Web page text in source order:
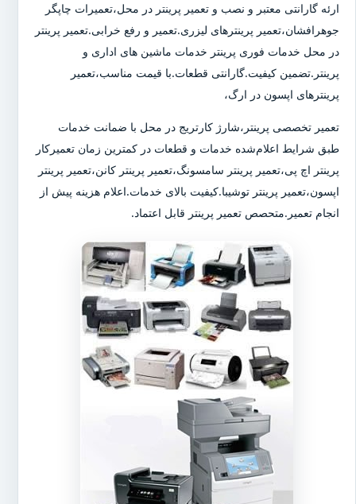
ارئه گارانتی معتبر و نصب و تعمیر پرینتر در محل،تعمیرات چاپگر
جوهرافشان،تعمیر پرینترهای لیزری.تعمیر و رفع خرابی.تعمیر پرینتر
در محل خدمات فوری پرینتر خدمات ماشین های اداری و
پرینتر.تضمین کیفیت.گارانتی قطعات.با قیمت مناسب،تعمیر
پرینترهای اپسون در ارگ،
تعمیر تخصصی پرینتر،شارژ کارتریج در محل با ضمانت خدمات
طبق شرایط اعلام‌شده خدمات و قطعات در کمترین زمان تعمیرکار
پرینتر اچ پی،تعمیر پرینتر سامسونگ،تعمیر پرینتر کانن،تعمیر پرینتر
اپسون،تعمیر پرینتر توشیبا.کیفیت بالای خدمات.اعلام هزینه پیش از
انجام تعمیر.متحصص تعمیر پرینتر قابل اعتماد.